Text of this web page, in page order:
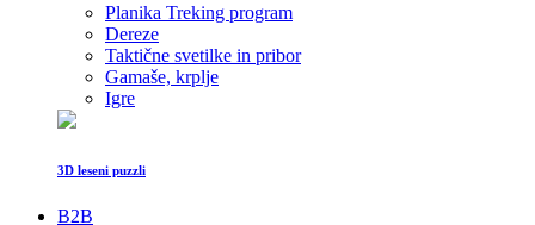
Planika Treking program
Dereze
Taktične svetilke in pribor
Gamaše, krplje
Igre
3D leseni puzzli
B2B